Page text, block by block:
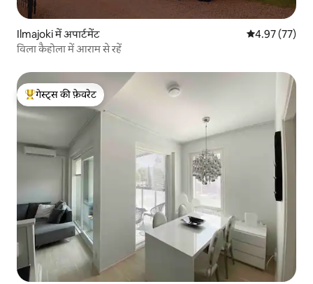
Ilmajoki में अपार्टमेंट औसत रेटिंग 5 में
4.97 (77)
विला कैहोला में आराम से रहें
गेस्ट्स का टॉप फ़ेवरेट
गेस्ट्स की फ़ेवरेट